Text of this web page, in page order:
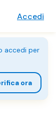
Accedi
accedi per
ora